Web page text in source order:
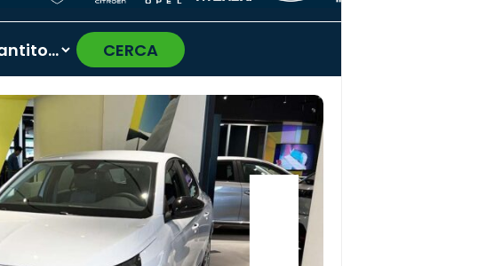
CERCA
›